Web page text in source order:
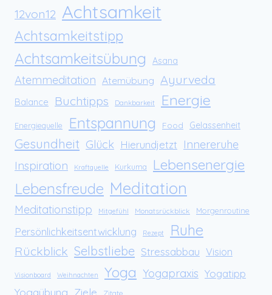
12von12 Achtsamkeit
Achtsamkeitstipp
Achtsamkeitsübung Asana
Atemmeditation Atemübung Ayurveda
Balance Buchtipps Dankbarkeit Energie
Energiequelle Entspannung Food Gelassenheit
Gesundheit Glück Hierundjetzt
Innereruhe
Inspiration
Kraftquelle Kurkuma Lebensenergie
Lebensfreude Meditation
Meditationstipp Mitgefühl Monatsrückblick Morgenroutine
Persönlichkeitsentwicklung Rezept Ruhe
Rückblick Selbstliebe Stressabbau Vision
Visionboard Weihnachten Yoga Yogapraxis Yogatipp
Yogaübung Ziele